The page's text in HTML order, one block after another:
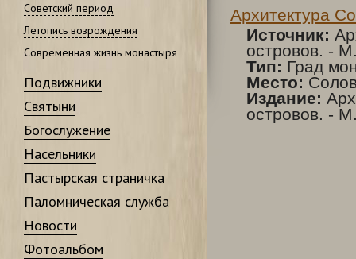
Советский период
Летопись возрождения
Современная жизнь монастыря
Подвижники
Святыни
Богослужение
Насельники
Пастырская страничка
Паломническая служба
Новости
Фотоальбом
Архитектура
Источник:
островов. -
Тип: Град
Место:
Издание:
островов. -